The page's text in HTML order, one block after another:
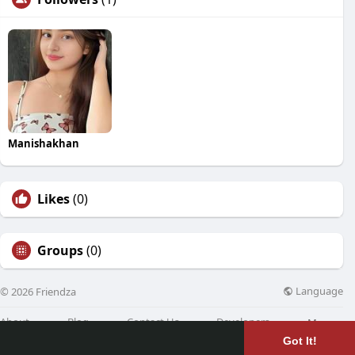
Got It!
Manishakhan
Likes(0)
Groups(0)
© 2026 Friendza Language
About Blog Contact Us Developers More